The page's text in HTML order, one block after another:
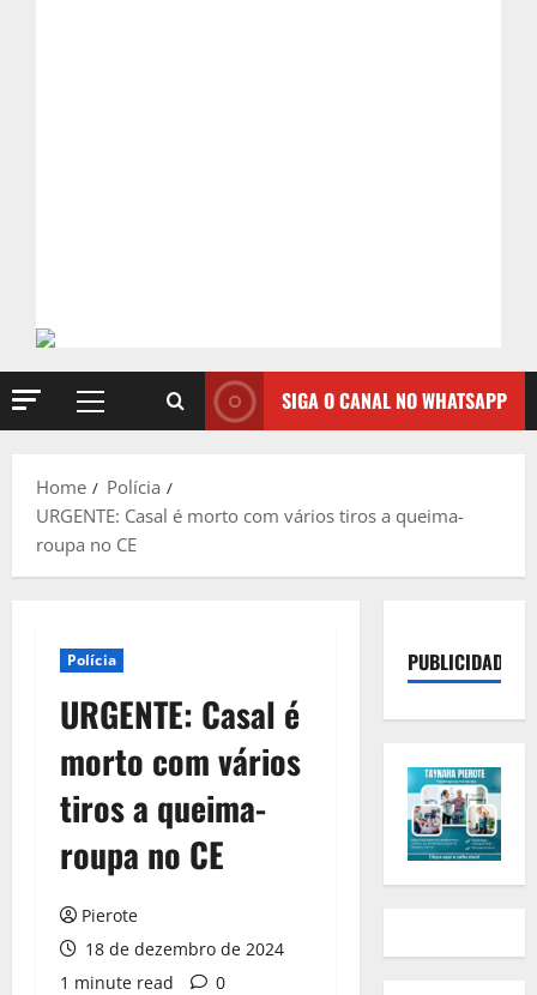
Primary
SIGA O CANAL NO WHATSAPP
Home
Polícia
URGENTE: Casal é morto com vários tiros a queima-
roupa no CE
Polícia
URGENTE: Casal é
morto com vários
tiros a queima-
roupa no CE
Pierote
18 de dezembro de 2024
1 minute read
0
PUBLICIDADE